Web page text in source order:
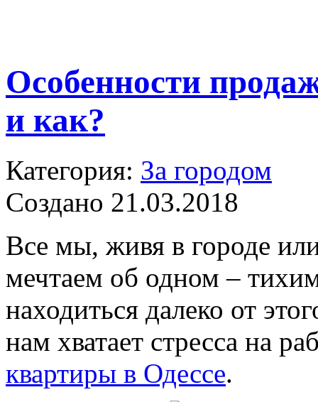
Особенности
и как?
Категория: За городом
Создано 21.03.2018
Все мы, живя в городе
мечтаем об одном –
находиться далеко от
нам хватает стресса на
квартиры в Одессе.